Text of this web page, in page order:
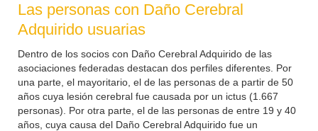
Las personas con Daño Cerebral
Adquirido usuarias
Dentro de los socios con Daño Cerebral Adquirido de las
asociaciones federadas destacan dos perfiles diferentes. Por
una parte, el mayoritario, el de las personas de a partir de 50
años cuya lesión cerebral fue causada por un ictus (1.667
personas). Por otra parte, el de las personas de entre 19 y 40
años, cuya causa del Daño Cerebral Adquirido fue un